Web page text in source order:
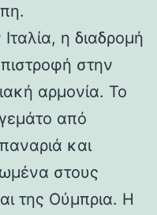
η διαδρομή
στην
αρμονία. Το
από
και
στους
της Ούμπρια. Η